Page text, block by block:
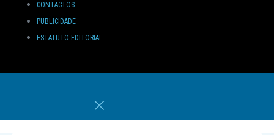
CONTACTOS
PUBLICIDADE
ESTATUTO EDITORIAL